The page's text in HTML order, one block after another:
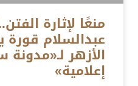
منعًا لإثارة
عبدالسلام قورة
الأزهر
إعلامية»